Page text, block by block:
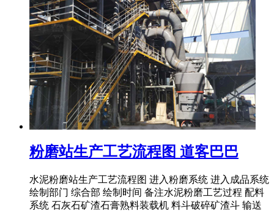
粉磨站生产工艺流程图 道客巴巴
水泥粉磨站生产工艺流程图 进入粉磨系统 进入成品系统
绘制部门 综合部 绘制时间 备注水泥粉磨工艺过程 配料
系统 石灰石矿渣石膏熟料装载机 料斗破碎矿渣斗 输送